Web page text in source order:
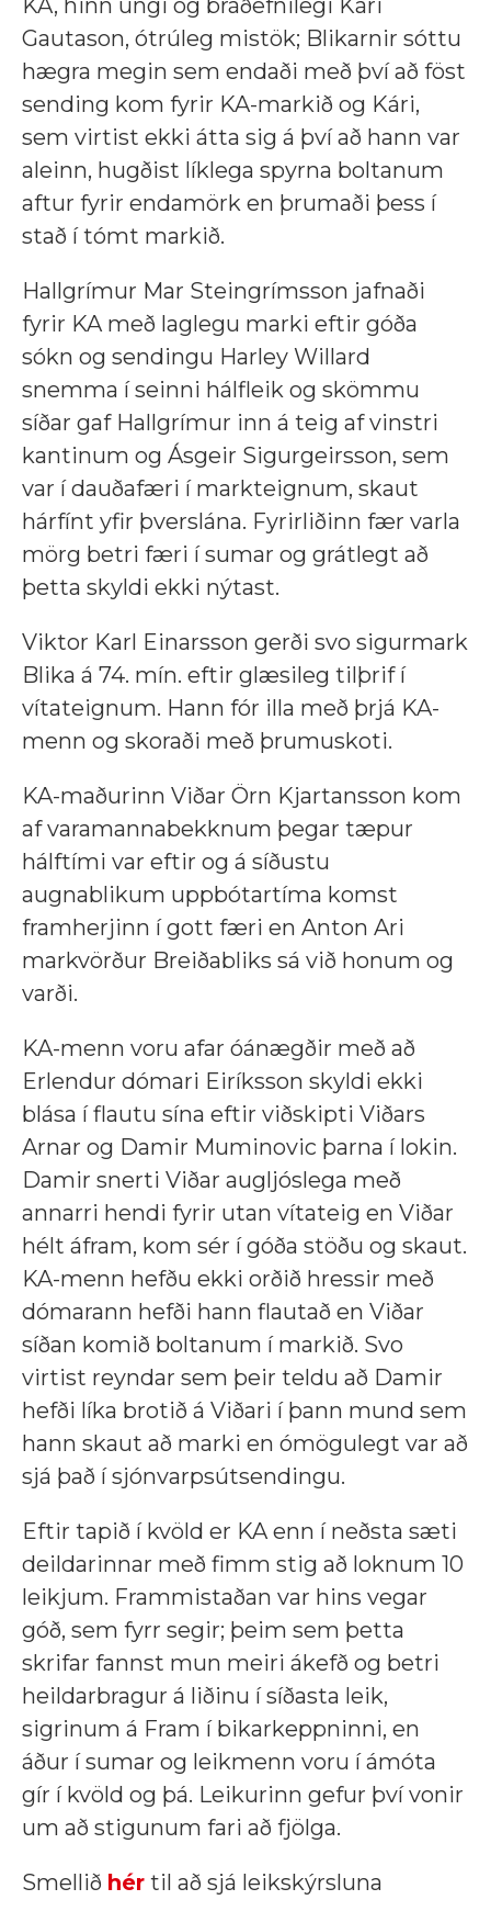
KA, hinn ungi og bráðefnilegi Kári
Gautason, ótrúleg mistök; Blikarnir sóttu
hægra megin sem endaði með því að föst
sending kom fyrir KA-markið og Kári,
sem virtist ekki átta sig á því að hann var
aleinn, hugðist líklega spyrna boltanum
aftur fyrir endamörk en þrumaði þess í
stað í tómt markið.
Hallgrímur Mar Steingrímsson jafnaði
fyrir KA með laglegu marki eftir góða
sókn og sendingu Harley Willard
snemma í seinni hálfleik og skömmu
síðar gaf Hallgrímur inn á teig af vinstri
kantinum og Ásgeir Sigurgeirsson, sem
var í dauðafæri í markteignum, skaut
hárfínt yfir þverslána. Fyrirliðinn fær varla
mörg betri færi í sumar og grátlegt að
þetta skyldi ekki nýtast.
Viktor Karl Einarsson gerði svo sigurmark
Blika á 74. mín. eftir glæsileg tilþrif í
vítateignum. Hann fór illa með þrjá KA-
menn og skoraði með þrumuskoti.
KA-maðurinn Viðar Örn Kjartansson kom
af varamannabekknum þegar tæpur
hálftími var eftir og á síðustu
augnablikum uppbótartíma komst
framherjinn í gott færi en Anton Ari
markvörður Breiðabliks sá við honum og
varði.
KA-menn voru afar óánægðir með að
Erlendur dómari Eiríksson skyldi ekki
blása í flautu sína eftir viðskipti Viðars
Arnar og Damir Muminovic þarna í lokin.
Damir snerti Viðar augljóslega með
annarri hendi fyrir utan vítateig en Viðar
hélt áfram, kom sér í góða stöðu og skaut.
KA-menn hefðu ekki orðið hressir með
dómarann hefði hann flautað en Viðar
síðan komið boltanum í markið. Svo
virtist reyndar sem þeir teldu að Damir
hefði líka brotið á Viðari í þann mund sem
hann skaut að marki en ómögulegt var að
sjá það í sjónvarpsútsendingu.
Eftir tapið í kvöld er KA enn í neðsta sæti
deildarinnar með fimm stig að loknum 10
leikjum. Frammistaðan var hins vegar
góð, sem fyrr segir; þeim sem þetta
skrifar fannst mun meiri ákefð og betri
heildarbragur á liðinu í síðasta leik,
sigrinum á Fram í bikarkeppninni, en
áður í sumar og leikmenn voru í ámóta
gír í kvöld og þá. Leikurinn gefur því vonir
um að stigunum fari að fjölga.
Smellið hér til að sjá leikskýrsluna